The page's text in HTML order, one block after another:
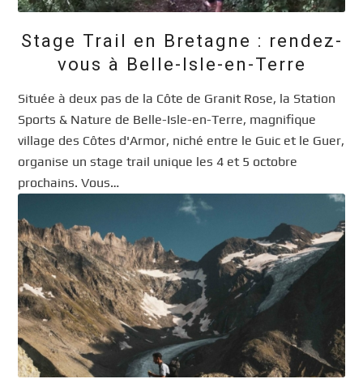
Stage Trail en Bretagne : rendez-
vous à Belle-Isle-en-Terre
Située à deux pas de la Côte de Granit Rose, la Station
Sports & Nature de Belle-Isle-en-Terre, magnifique
village des Côtes d'Armor, niché entre le Guic et le Guer,
organise un stage trail unique les 4 et 5 octobre
prochains. Vous…